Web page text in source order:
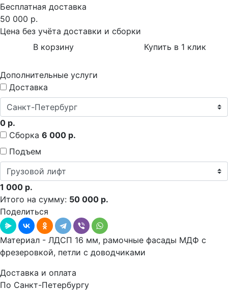
Бесплатная доставка
50 000 р.
Цена без учёта доставки и сборки
В корзину
Купить в 1 клик
Дополнительные услуги
Доставка
0 р.
Сборка 6 000 р.
Подъем
1 000 р.
Итого на сумму: 50 000 р.
Поделиться
Материал - ЛДСП 16 мм, рамочные фасады МДФ с
фрезеровкой, петли с доводчиками
Доставка и оплата
По Санкт-Петербургу